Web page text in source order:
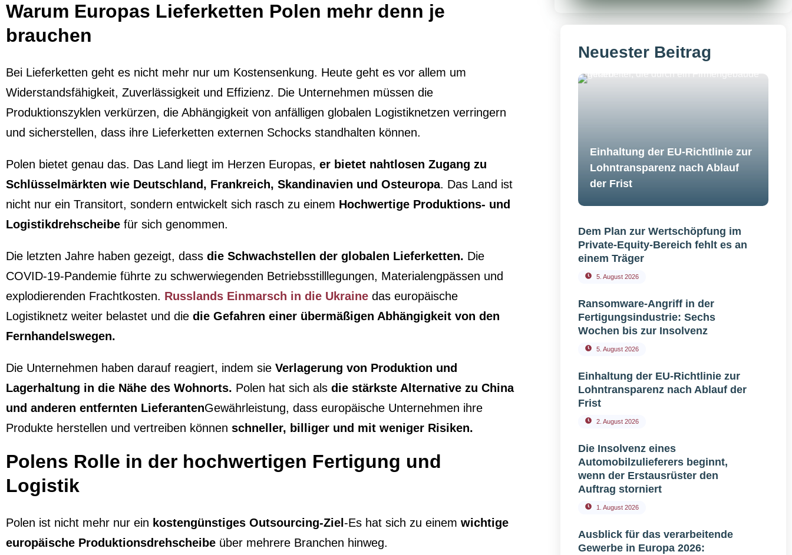
Warum Europas Lieferketten Polen mehr denn je
brauchen
Bei Lieferketten geht es nicht mehr nur um Kostensenkung. Heute geht es vor allem um
Widerstandsfähigkeit, Zuverlässigkeit und Effizienz. Die Unternehmen müssen die
Produktionszyklen verkürzen, die Abhängigkeit von anfälligen globalen Logistiknetzen verringern
und sicherstellen, dass ihre Lieferketten externen Schocks standhalten können.
Polen bietet genau das. Das Land liegt im Herzen Europas, er bietet nahtlosen Zugang zu
Schlüsselmärkten wie Deutschland, Frankreich, Skandinavien und Osteuropa. Das Land ist
nicht nur ein Transitort, sondern entwickelt sich rasch zu einem Hochwertige Produktions- und
Logistikdrehscheibe für sich genommen.
Die letzten Jahre haben gezeigt, dass die Schwachstellen der globalen Lieferketten. Die
COVID-19-Pandemie führte zu schwerwiegenden Betriebsstilllegungen, Materialengpässen und
explodierenden Frachtkosten. Russlands Einmarsch in die Ukraine das europäische
Logistiknetz weiter belastet und die die Gefahren einer übermäßigen Abhängigkeit von den
Fernhandelswegen.
Die Unternehmen haben darauf reagiert, indem sie Verlagerung von Produktion und
Lagerhaltung in die Nähe des Wohnorts. Polen hat sich als die stärkste Alternative zu China
und anderen entfernten LieferantenGewährleistung, dass europäische Unternehmen ihre
Produkte herstellen und vertreiben können schneller, billiger und mit weniger Risiken.
Polens Rolle in der hochwertigen Fertigung und
Logistik
Polen ist nicht mehr nur ein kostengünstiges Outsourcing-Ziel -Es hat sich zu einem wichtige
europäische Produktionsdrehscheibe über mehrere Branchen hinweg.
Neuester Beitrag
Einhaltung der EU-Richtlinie zur
Lohntransparenz nach Ablauf
der Frist
Dem Plan zur Wertschöpfung im
Private-Equity-Bereich fehlt es an
einem Träger
5. August 2026
Ransomware-Angriff in der
Fertigungsindustrie: Sechs
Wochen bis zur Insolvenz
5. August 2026
Einhaltung der EU-Richtlinie zur
Lohntransparenz nach Ablauf der
Frist
2. August 2026
Die Insolvenz eines
Automobilzulieferers beginnt,
wenn der Erstausrüster den
Auftrag storniert
1. August 2026
Ausblick für das verarbeitende
Gewerbe in Europa 2026: